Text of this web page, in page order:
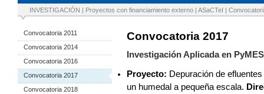
INVESTIGACIÓN | Proyectos con financiamiento externo | ASaCTeI |
Convocatoria 2011
Convocatoria 2014
Convocatoria 2016
Convocatoria 2017
Convocatoria 2018
Convocatoria 2017
Investigación Aplicada en PyMES
Proyecto: Depuración de
un humedal a pequeña escala.